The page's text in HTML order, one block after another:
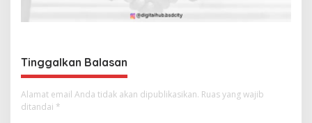
p
s
Tinggalkan Balasan
Alamat email Anda tidak akan dipublikasikan. Ruas yang wajib
ditandai *